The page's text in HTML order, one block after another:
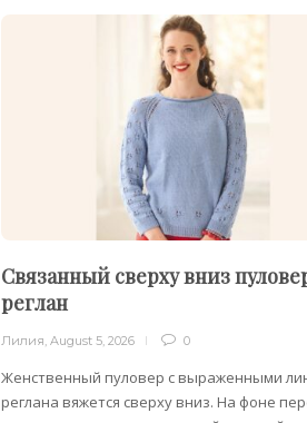
Связанный сверху вниз
реглан
Лилия ,August 5, 2026 0
Женственный пуловер с выраженными
реглана вяжется сверху вниз. На фоне